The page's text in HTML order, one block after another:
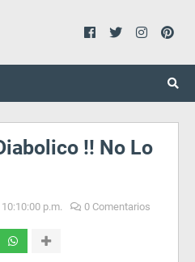
!! No Lo
p.m. 0 Comentarios